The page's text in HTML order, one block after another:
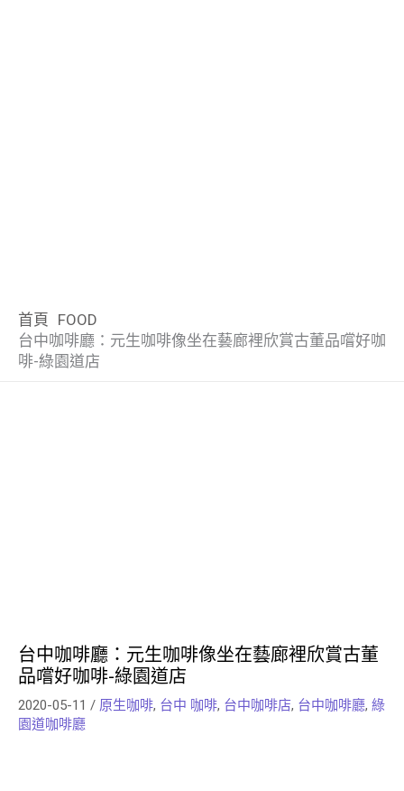
首頁 FOOD
台中咖啡廳：元生咖啡像坐在藝廊裡欣賞古董品嚐好咖
啡-綠園道店
台中咖啡廳：元生咖啡像坐在藝廊裡欣賞古董
品嚐好咖啡-綠園道店
2020-05-11 / 原生咖啡, 台中 咖啡, 台中咖啡店, 台中咖啡廳, 綠
園道咖啡廳